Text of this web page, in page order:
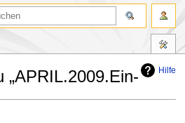
Hilfe
„APRIL.2009.Ein-